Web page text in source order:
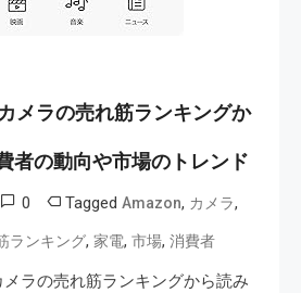
メラの売れ筋ランキングか
者の動向や市場のトレンド
0 Tagged Amazon, カメラ,
ランキング, 家電, 市場, 消費者
メラの売れ筋ランキングから読み